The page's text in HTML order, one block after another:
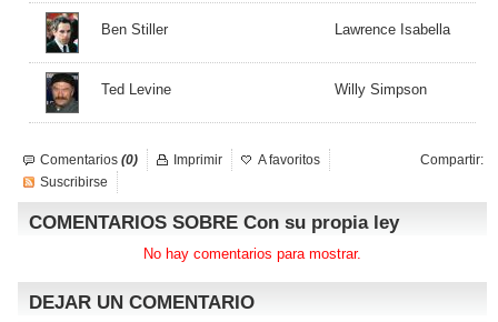
Ben Stiller Lawrence Isabella
Ted Levine Willy Simpson
Comentarios (0) Compartir:
Imprimir
A favoritos
Suscribirse
COMENTARIOS SOBRE Con su propia ley
No hay comentarios para mostrar.
DEJAR UN COMENTARIO